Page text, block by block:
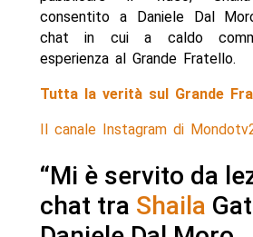
consentito a Daniele Dal
chat in cui a caldo
esperienza al Grande Fratello.
Tutta la verità sul Grande
Il canale Instagram di
“Mi è servito da
chat tra Shaila